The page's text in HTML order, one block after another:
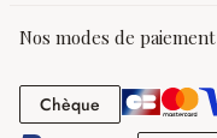
Nos modes de paiement
Chèque Chèque